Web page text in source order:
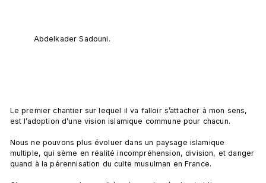
Abdelkader Sadouni.
Le premier chantier sur lequel il va falloir s’attacher à mon sens,
est l’adoption d’une vision islamique commune pour chacun.
Nous ne pouvons plus évoluer dans un paysage islamique
multiple, qui sème en réalité incompréhension, division, et danger
quand à la pérennisation du culte musulman en France.